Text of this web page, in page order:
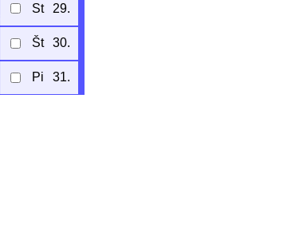
St 29.
Št 30.
Pi 31.